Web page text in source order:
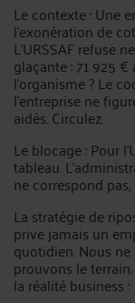
Le contexte : Une
l'exonération de
L'URSSAF refuse
glaçante : 71 925
l'organisme ? Le
l'entreprise ne
aidés. Circulez.
Le blocage : Pour
tableau.
ne correspond
La stratégie de
prive jamais un
quotidien. Nous
prouvons le
la réalité business :